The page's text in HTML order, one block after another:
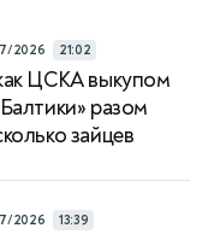
2026 21:02
ЦСКА выкупом
разом
зайцев
2026 13:39